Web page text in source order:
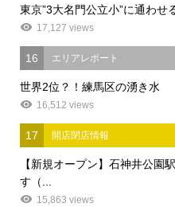
東京”3大名門公立小”に通わせ
17,127 views
16 エリアレポート
世界2位？！練馬区の湧き水
16,512 views
17 開店閉店情報
【新規オープン】石神井公園
す（...
15,863 views